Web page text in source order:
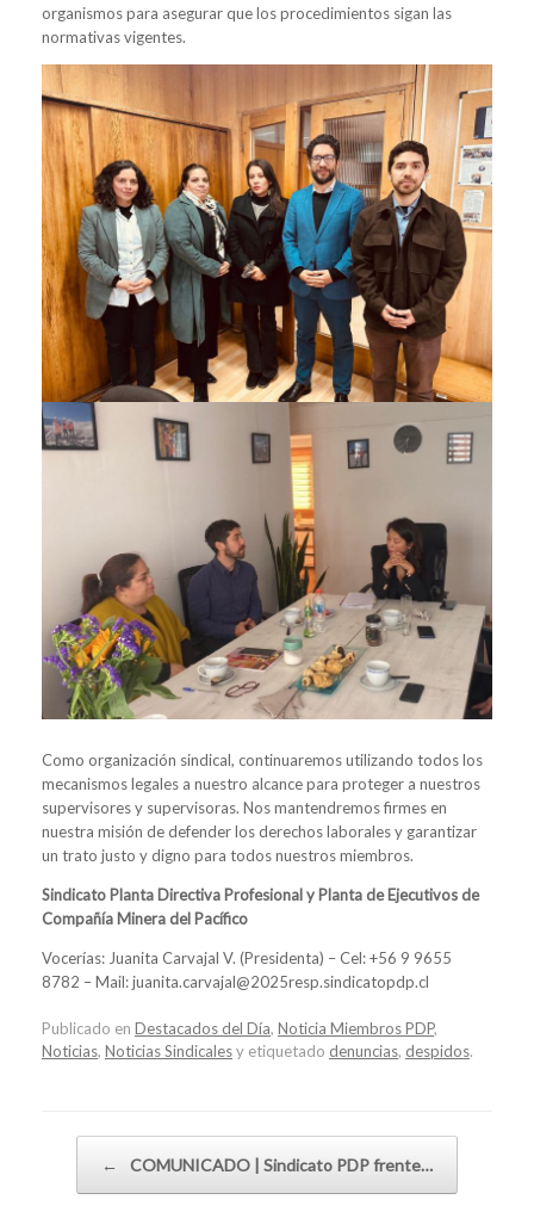
organismos para asegurar que los procedimientos sigan las
normativas vigentes.
Como organización sindical, continuaremos utilizando todos los
mecanismos legales a nuestro alcance para proteger a nuestros
supervisores y supervisoras. Nos mantendremos firmes en
nuestra misión de defender los derechos laborales y garantizar
un trato justo y digno para todos nuestros miembros.
Sindicato Planta Directiva Profesional y Planta de Ejecutivos de
Compañía Minera del Pacífico
Vocerías: Juanita Carvajal V. (Presidenta) – Cel: +56 9 9655
8782 – Mail: juanita.carvajal@2025resp.sindicatopdp.cl
Publicado en Destacados del Día, Noticia Miembros PDP,
Noticias, Noticias Sindicalesy etiquetado denuncias, despidos.
← COMUNICADO | Sindicato PDP frente…